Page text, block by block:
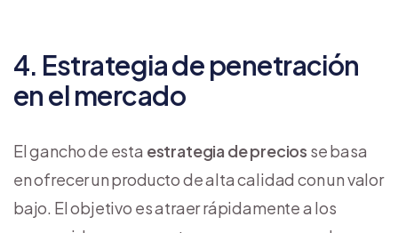
4. Estrategia de penetración
en el mercado
El gancho de esta estrategia de precios se basa
en ofrecer un producto de alta calidad con un valor
bajo. El objetivo es atraer rápidamente a los